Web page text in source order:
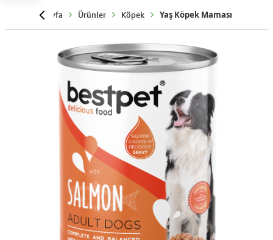
Anasayfa Ürünler Köpek Yaş Köpek Maması